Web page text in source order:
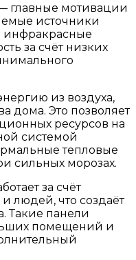
главные мотивации
источники
инфракрасные
за счёт низких
из воздуха,
дома. Это позволяет
ресурсов на
системой
тепловые
сильных морозах.
за счёт
людей, что создаёт
Такие панели
помещений и